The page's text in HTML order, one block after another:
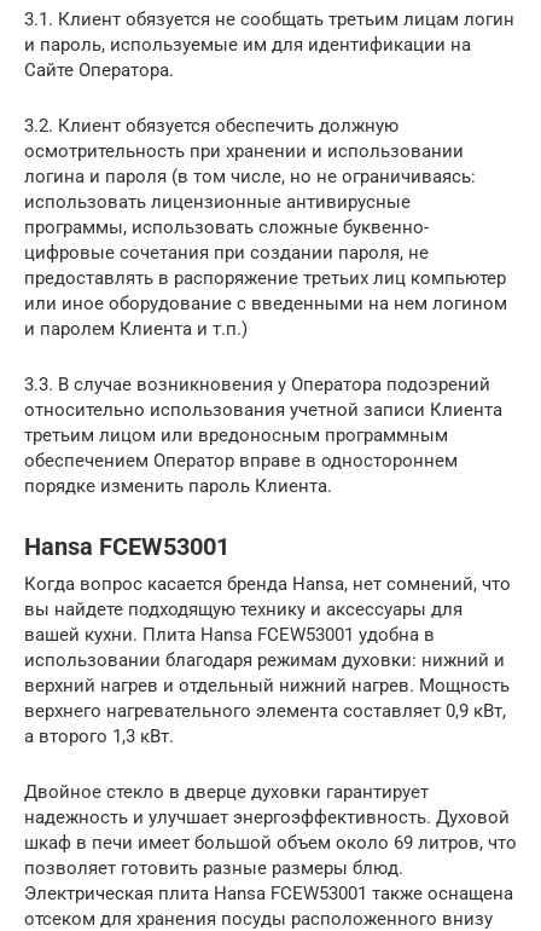
3.1. Клиент обязуется не сообщать третьим лицам логин
и пароль, используемые им для идентификации на
Сайте Оператора.
3.2. Клиент обязуется обеспечить должную
осмотрительность при хранении и использовании
логина и пароля (в том числе, но не ограничиваясь:
использовать лицензионные антивирусные
программы, использовать сложные буквенно-
цифровые сочетания при создании пароля, не
предоставлять в распоряжение третьих лиц компьютер
или иное оборудование с введенными на нем логином
и паролем Клиента и т.п.)
3.3. В случае возникновения у Оператора подозрений
относительно использования учетной записи Клиента
третьим лицом или вредоносным программным
обеспечением Оператор вправе в одностороннем
порядке изменить пароль Клиента.
Hansa FCEW53001
Когда вопрос касается бренда Hansa, нет сомнений, что
вы найдете подходящую технику и аксессуары для
вашей кухни. Плита Hansa FCEW53001 удобна в
использовании благодаря режимам духовки: нижний и
верхний нагрев и отдельный нижний нагрев. Мощность
верхнего нагревательного элемента составляет 0,9 кВт,
а второго 1,3 кВт.
Двойное стекло в дверце духовки гарантирует
надежность и улучшает энергоэффективность. Духовой
шкаф в печи имеет большой объем около 69 литров, что
позволяет готовить разные размеры блюд.
Электрическая плита Hansa FCEW53001 также оснащена
отсеком для хранения посуды расположенного внизу